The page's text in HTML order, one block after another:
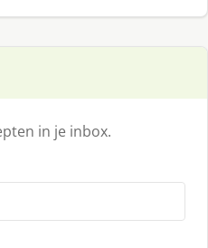
in je inbox.